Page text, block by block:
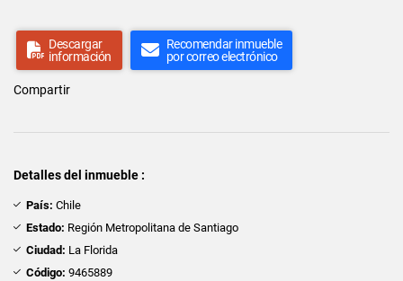
Descargar
información
Recomendar inmueble
por correo electrónico
Compartir
Detalles del inmueble :
País: Chile
Estado: Región Metropolitana de Santiago
Ciudad: La Florida
Código: 9465889